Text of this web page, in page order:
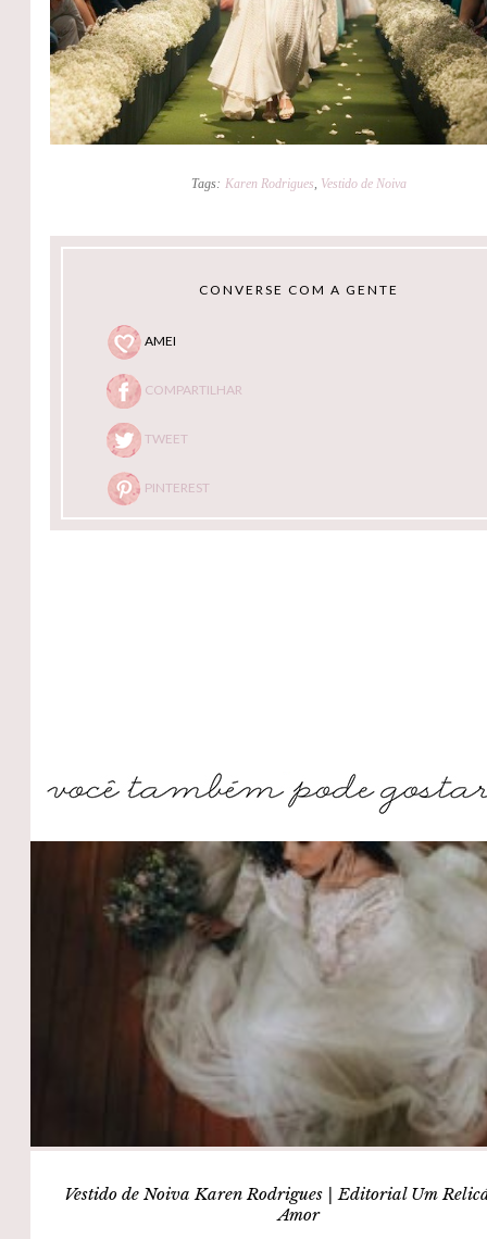
Tags: Karen Rodrigues, Vestido de Noiva
CONVERSE COM A GENTE
AMEI
COMPARTILHAR
TWEET
PINTEREST
Vestido de Noiva Karen Rodrigues | Editorial Um
Amor